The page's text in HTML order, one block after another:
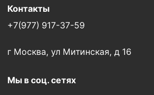
Контакты
+7(977) 917-37-59
г Москва, ул Митинская, д 16
Мы в соц. сетях